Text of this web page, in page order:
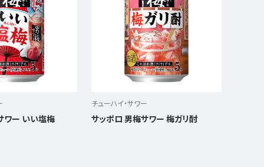
ワー いい塩梅
チューハイ・サワー
サッポロ 男梅サワー 梅ガリ酎